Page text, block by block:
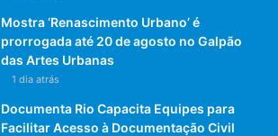
Mostra ‘Renascimento Urbano’ é
prorrogada até 20 de agosto no Galpão
das Artes Urbanas
1 dia atrás
Documenta Rio Capacita Equipes para
Facilitar Acesso à Documentação Civil